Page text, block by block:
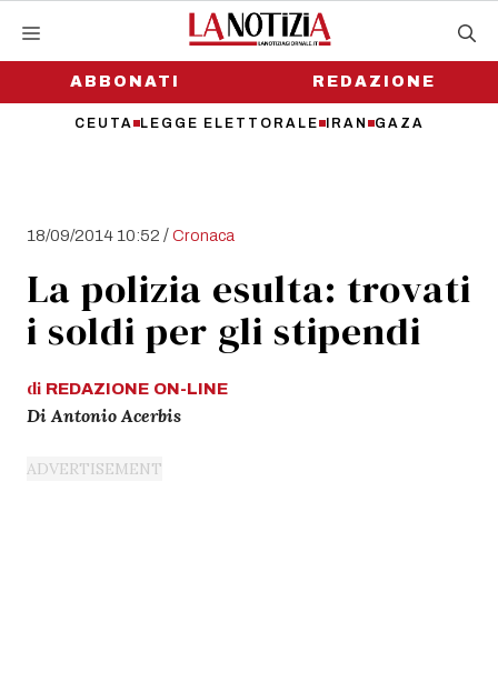
contenutoABBONATI
CEUTA LEGGE ELETTORALE IRAN GAZA
REDAZIONE
18/09/2014 10:52 /Cronaca
La polizia esulta: trovati
i soldi per gli stipendi
di REDAZIONE ON-LINE
Di Antonio Acerbis